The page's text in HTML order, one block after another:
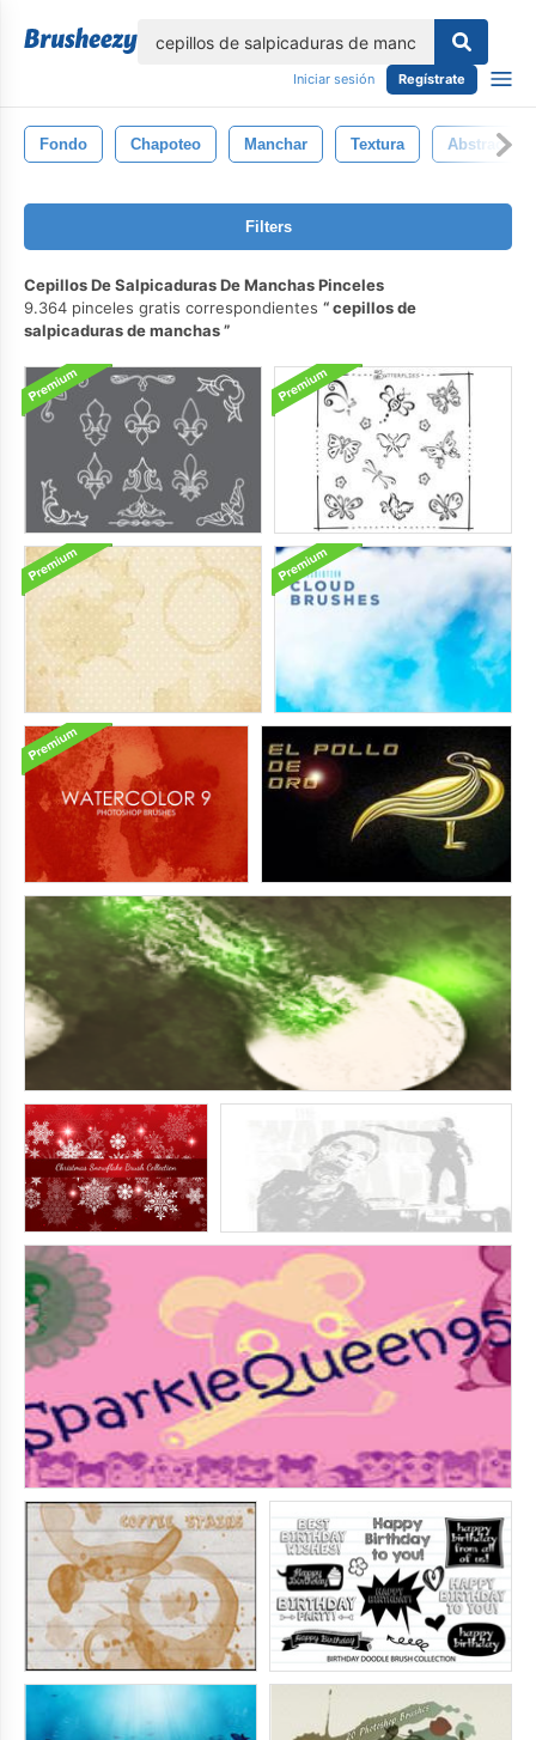
Iniciar sesión Regístrate
Fondo Chapoteo Manchar Textura Abstracto
Filters
Cepillos De Salpicaduras De Manchas Pinceles
9.364 pinceles gratis correspondientes
cepillos de
salpicaduras de manchas